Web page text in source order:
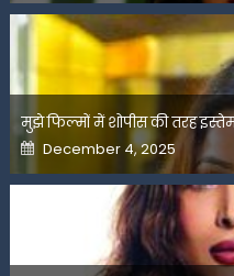
मुझे फिल्मों में शोपीस की तरह
Posted
on
December 4, 2025